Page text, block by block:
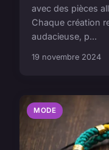
avec des pièces
Chaque création
audacieuse, p...
19 novembre 2024
MODE